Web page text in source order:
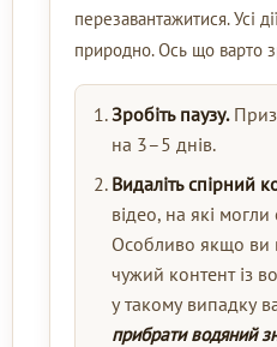
перезавантажитися. Усі
природно. Ось що варто
Зробіть паузу.
на 3–5 днів.
Видаліть спірний
відео, на які
Особливо якщо ви
чужий контент із
у такому випадку
прибрати водяний